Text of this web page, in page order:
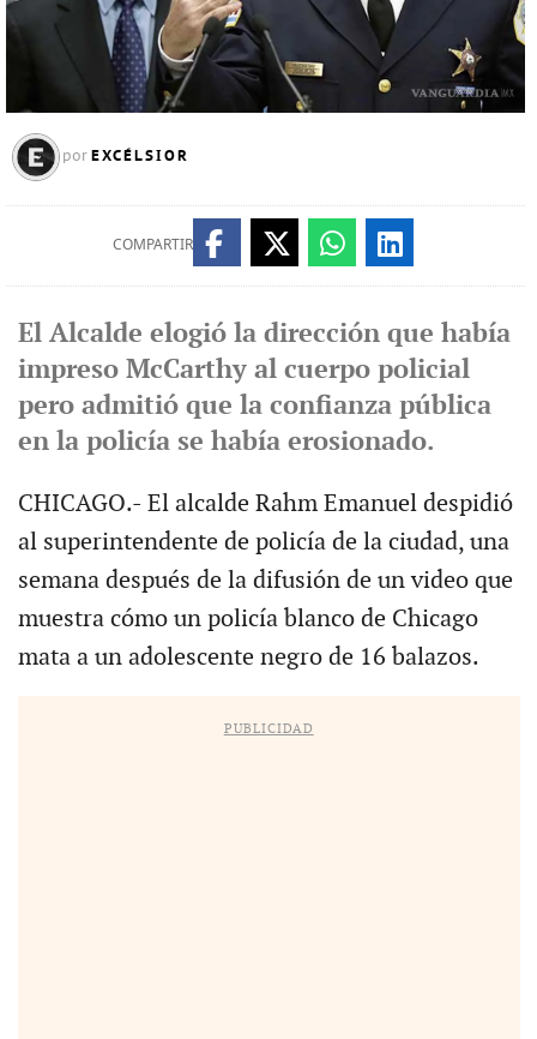
por EXCÉLSIOR
COMPARTIR
El Alcalde elogió la dirección que había
impreso McCarthy al cuerpo policial
pero admitió que la confianza pública
en la policía se había erosionado.
CHICAGO.- El alcalde Rahm Emanuel despidió
al superintendente de policía de la ciudad, una
semana después de la difusión de un video que
muestra cómo un policía blanco de Chicago
mata a un adolescente negro de 16 balazos.
PUBLICIDAD